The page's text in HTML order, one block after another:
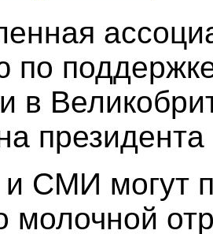
по
в
и СМИ могут
молочной